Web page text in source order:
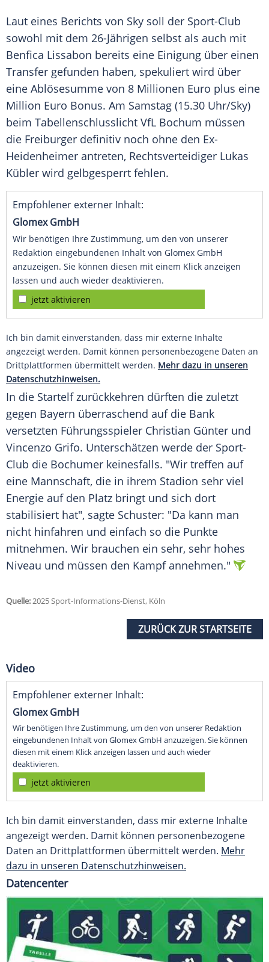
Laut eines Berichts von Sky soll der Sport-Club
sowohl mit dem 26-Jährigen selbst als auch mit
Benfica Lissabon bereits eine Einigung über einen
Transfer gefunden haben, spekuliert wird über
eine Ablösesumme von 8 Millionen Euro plus eine
Million Euro Bonus. Am Samstag (15.30 Uhr/Sky)
beim Tabellenschlusslicht VfL Bochum müssen
die Freiburger definitiv noch ohne den Ex-
Heidenheimer antreten, Rechtsverteidiger Lukas
Kübler wird gelbgesperrt fehlen.
Empfohlener externer Inhalt:
Glomex GmbH
Wir benötigen Ihre Zustimmung, um den von unserer
Redaktion eingebundenen Inhalt von Glomex GmbH
anzuzeigen. Sie können diesen mit einem Klick anzeigen
lassen und auch wieder deaktivieren.
jetzt aktivieren
Ich bin damit einverstanden, dass mir externe Inhalte
angezeigt werden. Damit können personenbezogene Daten an
Drittplattformen übermittelt werden. Mehr dazu in unseren
Datenschutzhinweisen.
In die Startelf zurückkehren dürften die zuletzt
gegen Bayern überraschend auf die Bank
versetzten Führungsspieler Christian Günter und
Vincenzo Grifo. Unterschätzen werde der Sport-
Club die Bochumer keinesfalls. "Wir treffen auf
eine Mannschaft, die in ihrem Stadion sehr viel
Energie auf den Platz bringt und sich dort
stabilisiert hat", sagte Schuster: "Da kann man
nicht hinfahren und einfach so die Punkte
mitnehmen. Wir brauchen ein sehr, sehr hohes
Niveau und müssen den Kampf annehmen."
Quelle:2025 Sport-Informations-Dienst, Köln
ZURÜCK ZUR STARTSEITE
Video
Empfohlener externer Inhalt:
Glomex GmbH
Wir benötigen Ihre Zustimmung, um den von unserer Redaktion
eingebundenen Inhalt von Glomex GmbH anzuzeigen. Sie können
diesen mit einem Klick anzeigen lassen und auch wieder
deaktivieren.
jetzt aktivieren
Ich bin damit einverstanden, dass mir externe Inhalte
angezeigt werden. Damit können personenbezogene
Daten an Drittplattformen übermittelt werden. Mehr
dazu in unseren Datenschutzhinweisen.
Datencenter